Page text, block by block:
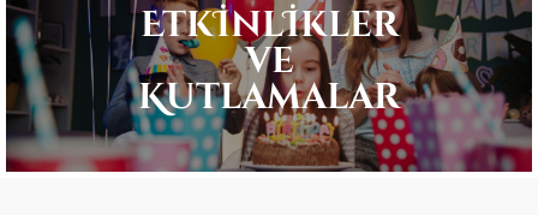
Etkİnlİkler
ve
Kutlamalar